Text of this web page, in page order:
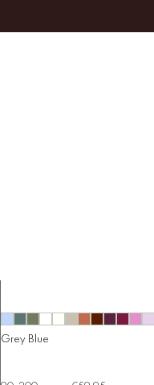
Grey Blue